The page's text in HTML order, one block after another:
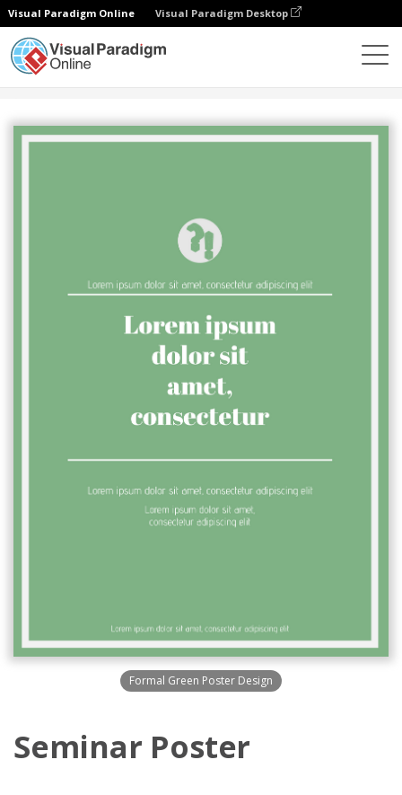
Visual Paradigm Online Visual Paradigm Desktop
Formal Green Poster Design
Seminar Poster